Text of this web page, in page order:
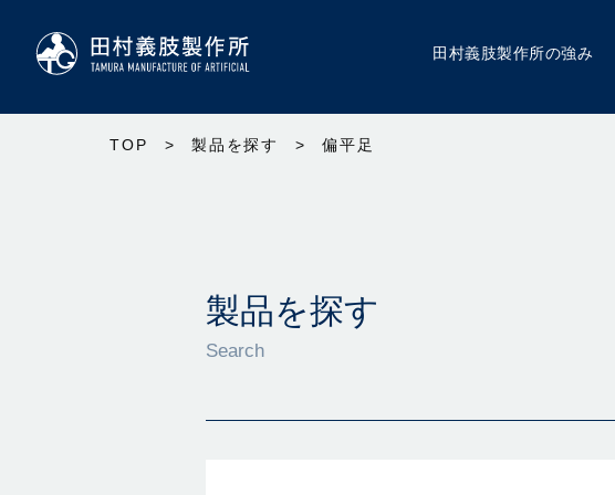
田村義肢製作所の強み
TOP > 製品を探す > 偏平足
製品を探す
Search